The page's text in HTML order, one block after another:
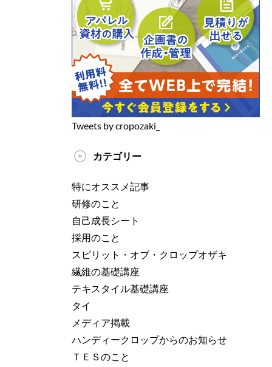
Tweets by cropozaki_
カテゴリー
特にオススメ記事
研修のこと
自己成長シート
採用のこと
スピリット・オブ・クロップオザキ
繊維の基礎講座
テキスタイル基礎講座
タイ
メディア掲載
ハンディークロップからのお知らせ
ＴＥＳのこと